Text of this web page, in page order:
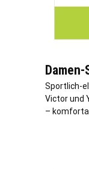
Sportlich-
Victor und
–